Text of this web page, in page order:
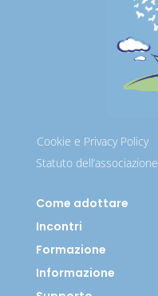
Cookie e Privacy Policy
Statuto dell’associazione
Come adottare
Incontri
Formazione
Informazione